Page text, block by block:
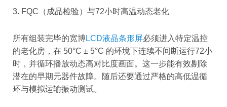
3. FQC（成品检验）与72小时高温动态老化
所有组装完毕的宽博LCD液晶条形屏必须进入特定温控
的老化房，在 50°C ± 5°C 的环境下连续不间断运行72小
时，并循环播放动态高对比度画面。这一步能有效剔除
潜在的早期元器件故障。随后还要通过严格的高低温循
环与模拟运输振动测试。